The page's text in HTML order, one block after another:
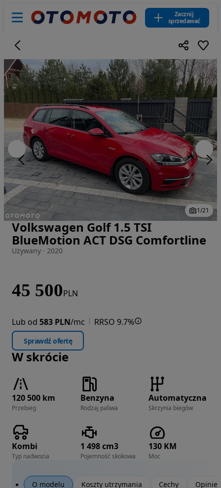
Zacznij
sprzedawać
Zdjęcie 1 z 21
1/21
Volkswagen Golf 1.5 TSI
BlueMotion ACT DSG Comfortline
Używany · 2020
45 500PLN
Lub od 583 PLN/mc RRSO 9.7%
Sprawdź ofertę
W skrócie
120 500 km
Przebieg
Benzyna
Rodzaj paliwa
Automatyczna
Skrzynia biegów
Kombi
Typ nadwozia
1 498 cm3
Pojemność skokowa
130 KM
Moc
O modelu Koszty utrzymania Cechy
Opinie